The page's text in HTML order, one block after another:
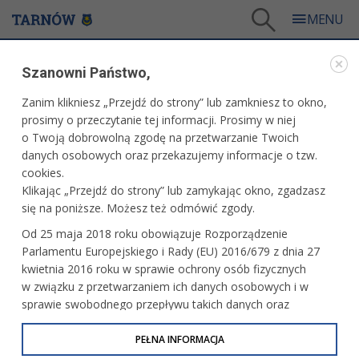
Webinary dla przedsiębiorców
WEBINARY DLA PRZEDSIĘBIORCÓW
Tarnowskie Centrum Przedsiębiorczości
tarnowskim oddziałem Zakładu Ubezpieczeń
Społecznych (ZUS)zapraszają na bezpłatne szkolenia
internetowe w formie webinarów, dedykowane
przedsiębiorcom.
Szanowni Państwo,
Zanim klikniesz „Przejdź do strony” lub zamkniesz to okno,
prosimy o przeczytanie tej informacji. Prosimy w niej
o Twoją dobrowolną zgodę na przetwarzanie Twoich
danych osobowych oraz przekazujemy informacje o tzw.
cookies.
Klikając „Przejdź do strony” lub zamykając okno, zgadzasz
się na poniższe. Możesz też odmówić zgody.
Od 25 maja 2018 roku obowiązuje Rozporządzenie
Parlamentu Europejskiego i Rady (EU) 2016/679 z dnia 27
kwietnia 2016 roku w sprawie ochrony osób fizycznych
w związku z przetwarzaniem ich danych osobowych i w
sprawie swobodnego przepływu takich danych oraz
uchylenia dyrektywy 95/46/WE (określane jako RODO, GDPR
lub Ogólne Rozporządzenie o Ochronie Danych
PEŁNA INFORMACJA